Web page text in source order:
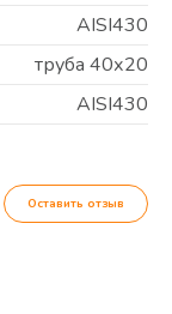
AISI430
труба 40х20
AISI430
Оставить отзыв